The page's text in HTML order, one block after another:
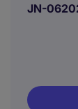
JN-